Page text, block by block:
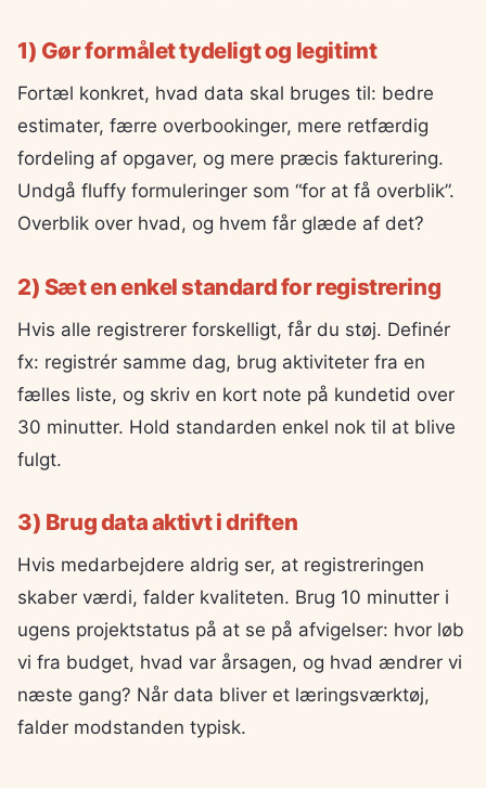
1) Gør formålet tydeligt og legitimt
Fortæl konkret, hvad data skal bruges til: bedre
estimater, færre overbookinger, mere retfærdig
fordeling af opgaver, og mere præcis fakturering.
Undgå fluffy formuleringer som “for at få overblik”.
Overblik over hvad, og hvem får glæde af det?
2) Sæt en enkel standard for registrering
Hvis alle registrerer forskelligt, får du støj. Definér
fx: registrér samme dag, brug aktiviteter fra en
fælles liste, og skriv en kort note på kundetid over
30 minutter. Hold standarden enkel nok til at blive
fulgt.
3) Brug data aktivt i driften
Hvis medarbejdere aldrig ser, at registreringen
skaber værdi, falder kvaliteten. Brug 10 minutter i
ugens projektstatus på at se på afvigelser: hvor løb
vi fra budget, hvad var årsagen, og hvad ændrer vi
næste gang? Når data bliver et læringsværktøj,
falder modstanden typisk.